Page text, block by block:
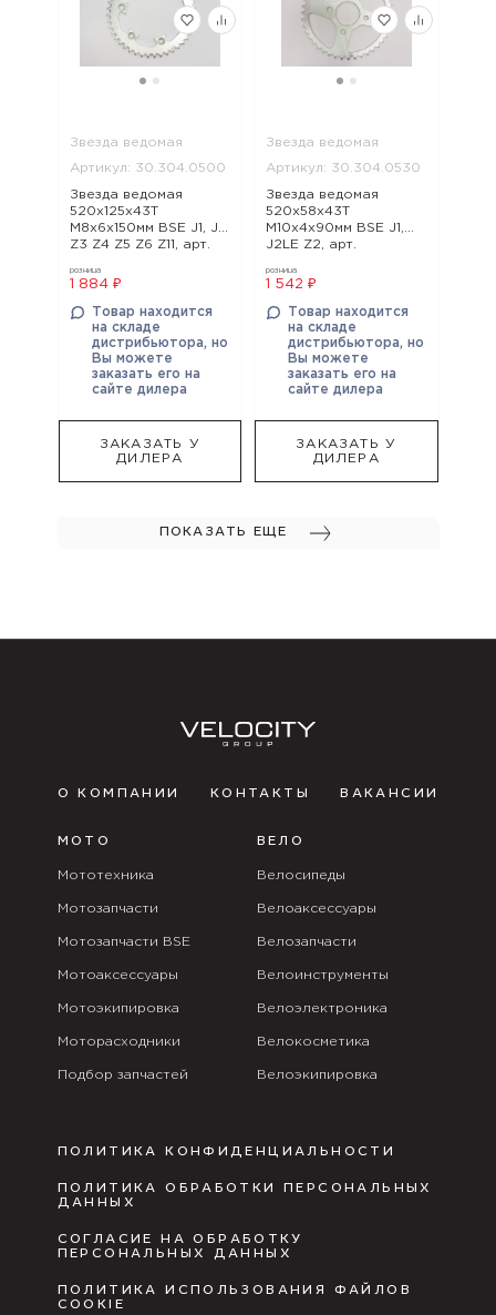
Звезда ведомая
Артикул: 30.304.0500
Звезда ведомая
520x125x43Т
М8х6х150мм BSE J1, J2
Z3 Z4 Z5 Z6 Z11, арт.
розница
1 884 ₽
Товар находится
на складе
дистрибьютора, но
Вы можете
заказать его на
сайте дилера
ЗАКАЗАТЬ У
ДИЛЕРА
Звезда ведомая
Артикул: 30.304.0530
Звезда ведомая
520x58x43Т
М10х4х90мм BSE J1,
J2LE Z2, арт.
розница
1 542 ₽
Товар находится
на складе
дистрибьютора, но
Вы можете
заказать его на
сайте дилера
ЗАКАЗАТЬ У
ДИЛЕРА
ПОКАЗАТЬ ЕЩЕ
О КОМПАНИИ КОНТАКТЫ ВАКАНСИИ
МОТО
Мототехника
Мотозапчасти
Мотозапчасти BSE
Мотоаксессуары
Мотоэкипировка
Моторасходники
Подбор запчастей
ВЕЛО
Велосипеды
Велоаксессуары
Велозапчасти
Велоинструменты
Велоэлектроника
Велокосметика
Велоэкипировка
ПОЛИТИКА КОНФИДЕНЦИАЛЬНОСТИ
ПОЛИТИКА ОБРАБОТКИ ПЕРСОНАЛЬНЫХ
ДАННЫХ
СОГЛАСИЕ НА ОБРАБОТКУ
ПЕРСОНАЛЬНЫХ ДАННЫХ
ПОЛИТИКА ИСПОЛЬЗОВАНИЯ ФАЙЛОВ
COOKIE